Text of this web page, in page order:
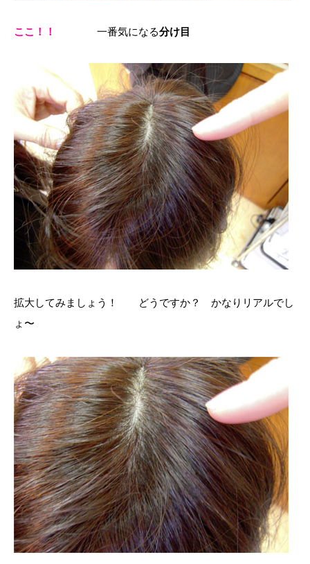
ここ！！ 一番気になる分け目
拡大してみましょう！ どうですか？ かなりリアルでし
ょ〜